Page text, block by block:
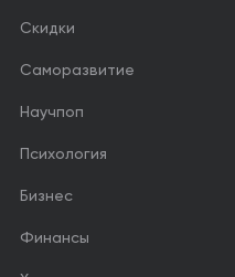
Скидки
Саморазвитие
Научпоп
Психология
Бизнес
Финансы